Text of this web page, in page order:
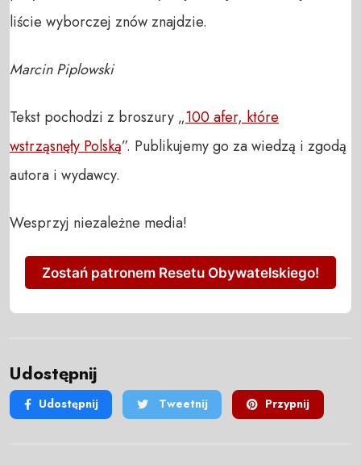
liście wyborczej znów znajdzie.
Marcin Piplowski
Tekst pochodzi z broszury „100 afer, które
wstrząsnęły Polską”. Publikujemy go za wiedzą i zgodą
autora i wydawcy.
Wesprzyj niezależne media!
Zostań patronem Resetu Obywatelskiego!
Udostępnij
Udostępnij Tweetnij Przypnij